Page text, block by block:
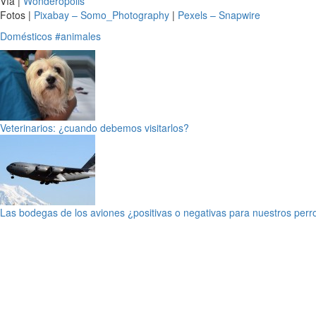
Fotos | Pixabay – Somo_Photography | Pexels – Snapwire
Domésticos #animales
Veterinarios: ¿cuando debemos visitarlos?
Las bodegas de los aviones ¿positivas o negativas para nuestros